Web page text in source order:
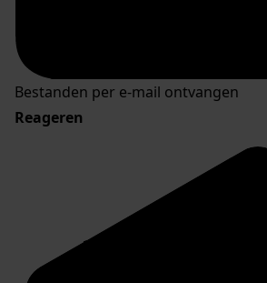
Bestanden per e-mail ontvangen
Reageren